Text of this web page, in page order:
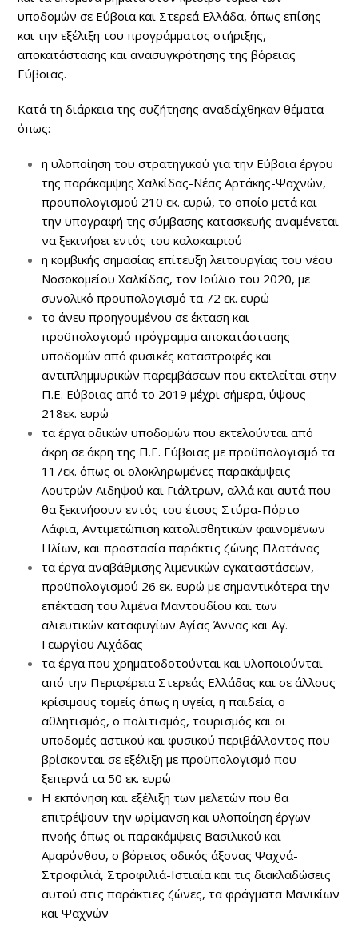
υποδομών σε Εύβοια και Στερεά Ελλάδα, όπως επίσης
και την εξέλιξη του προγράμματος στήριξης,
αποκατάστασης και ανασυγκρότησης της βόρειας
Εύβοιας.
Κατά τη διάρκεια της συζήτησης αναδείχθηκαν θέματα
όπως:
η υλοποίηση του στρατηγικού για την Εύβοια έργου
της παράκαμψης Χαλκίδας-Νέας Αρτάκης-Ψαχνών,
προϋπολογισμού 210 εκ. ευρώ, το οποίο μετά και
την υπογραφή της σύμβασης κατασκευής αναμένεται
να ξεκινήσει εντός του καλοκαιριού
η κομβικής σημασίας επίτευξη λειτουργίας του νέου
Νοσοκομείου Χαλκίδας, τον Ιούλιο του 2020, με
συνολικό προϋπολογισμό τα 72 εκ. ευρώ
το άνευ προηγουμένου σε έκταση και
προϋπολογισμό πρόγραμμα αποκατάστασης
υποδομών από φυσικές καταστροφές και
αντιπλημμυρικών παρεμβάσεων που εκτελείται στην
Π.Ε. Εύβοιας από το 2019 μέχρι σήμερα, ύψους
218εκ. ευρώ
τα έργα οδικών υποδομών που εκτελούνται από
άκρη σε άκρη της Π.Ε. Εύβοιας με προϋπολογισμό τα
117εκ. όπως οι ολοκληρωμένες παρακάμψεις
Λουτρών Αιδηψού και Γιάλτρων, αλλά και αυτά που
θα ξεκινήσουν εντός του έτους Στύρα-Πόρτο
Λάφια, Αντιμετώπιση κατολισθητικών φαινομένων
Ηλίων, και προστασία παράκτις ζώνης Πλατάνας
τα έργα αναβάθμισης λιμενικών εγκαταστάσεων,
προϋπολογισμού 26 εκ. ευρώ με σημαντικότερα την
επέκταση του λιμένα Μαντουδίου και των
αλιευτικών καταφυγίων Αγίας Άννας και Αγ.
Γεωργίου Λιχάδας
τα έργα που χρηματοδοτούνται και υλοποιούνται
από την Περιφέρεια Στερεάς Ελλάδας και σε άλλους
κρίσιμους τομείς όπως η υγεία, η παιδεία, ο
αθλητισμός, ο πολιτισμός, τουρισμός και οι
υποδομές αστικού και φυσικού περιβάλλοντος που
βρίσκονται σε εξέλιξη με προϋπολογισμό που
ξεπερνά τα 50 εκ. ευρώ
Η εκπόνηση και εξέλιξη των μελετών που θα
επιτρέψουν την ωρίμανση και υλοποίηση έργων
πνοής όπως οι παρακάμψεις Βασιλικού και
Αμαρύνθου, ο βόρειος οδικός άξονας Ψαχνά-
Στροφιλιά, Στροφιλιά-Ιστιαία και τις διακλαδώσεις
αυτού στις παράκτιες ζώνες, τα φράγματα Μανικίων
και Ψαχνών